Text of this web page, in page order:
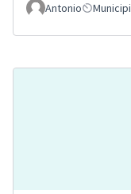
Antonio Municipi